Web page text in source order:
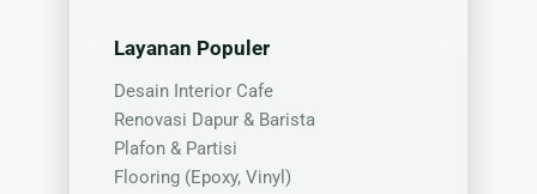
Layanan Populer
Desain Interior Cafe
Renovasi Dapur & Barista
Plafon & Partisi
Flooring (Epoxy, Vinyl)